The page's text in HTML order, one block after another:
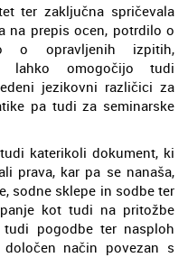
ter zaključna spričevala
na prepis ocen, potrdilo o
o opravljenih izpitih,
lahko omogočijo tudi
jezikovni različici za
pa tudi za seminarske
katerikoli dokument, ki
prava, kar pa se nanaša,
sodne sklepe in sodbe ter
kot tudi na pritožbe
pogodbe ter nasploh
način povezan s